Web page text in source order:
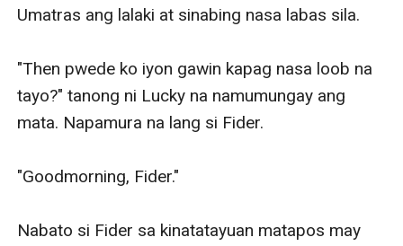
Umatras ang lalaki at sinabing nasa labas sila.
"Then pwede ko iyon gawin kapag nasa loob na
tayo?" tanong ni Lucky na namumungay ang
mata. Napamura na lang si Fider.
"Goodmorning, Fider."
Nabato si Fider sa kinatatayuan matapos may